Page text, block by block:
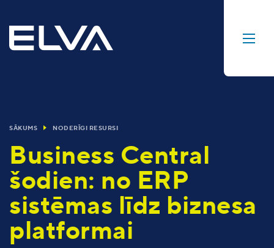
SĀKUMS NODERĪGI RESURSI
Business Central
šodien: no ERP
sistēmas līdz biznesa
platformai